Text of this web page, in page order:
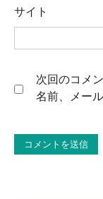
サイト
次回のコメ
名前、メー